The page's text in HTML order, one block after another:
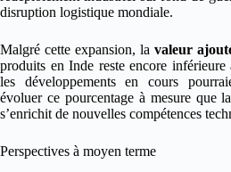
disruption logistique mondiale.
Malgré cette expansion, lavaleur
produits en Inde reste encore inférieure
les développements en cours
évoluer ce pourcentage à mesure que
s’enrichit de nouvelles compétences
Perspectives à moyen terme